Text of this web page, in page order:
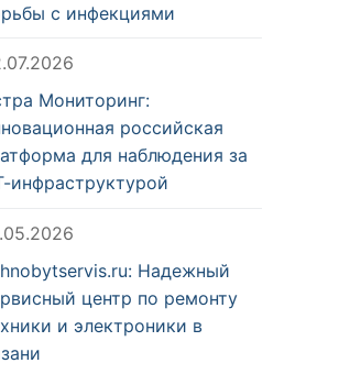
с инфекциями
Мониторинг:
российская
для наблюдения за
инфраструктурой
Надежный
центр по ремонту
и электроники в